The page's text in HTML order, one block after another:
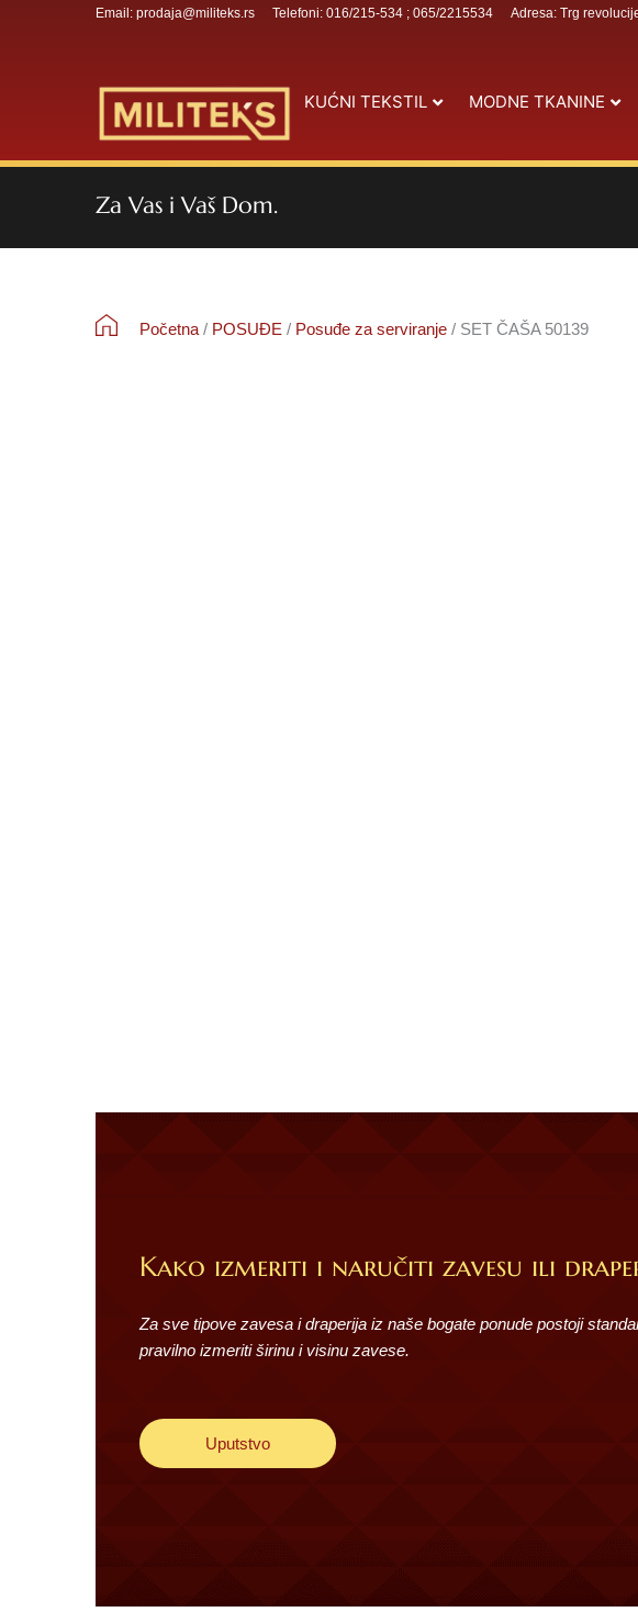
Email: prodaja@militeks.rs Telefoni: 016/215-534 ; 065/2215534 Adresa: Trg
KUĆNI TEKSTIL MODNE TKANINE
Za Vas i Vaš Dom.
Početna / POSUĐE / Posuđe za serviranje / SET ČAŠA 50139
Kako izmeriti i naručiti zavesu ili
Za sve tipove zavesa i draperija iz naše bogate ponude postoji
pravilno izmeriti širinu i visinu zavese.
Uputstvo